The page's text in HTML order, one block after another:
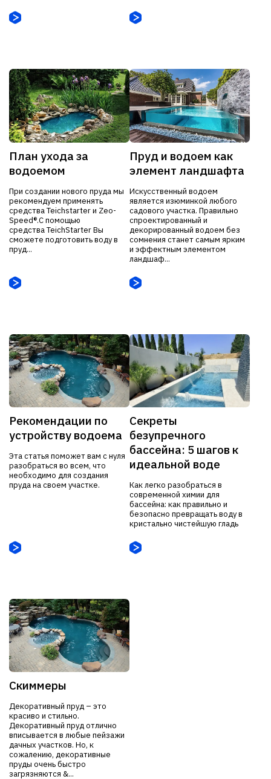
План ухода за
водоемом
При создании нового пруда мы
рекомендуем применять
средства Teichstarter и Zeo-
Speed®.С помощью
средства TeichStarter Вы
сможете подготовить воду в
пруд...
Пруд и водоем как
элемент ландшафта
Искусственный водоем
является изюминкой любого
садового участка. Правильно
спроектированный и
декорированный водоем без
сомнения станет самым ярким
и эффектным элементом
ландшаф...
Рекомендации по
устройству водоема
Эта статья поможет вам с нуля
разобраться во всем, что
необходимо для создания
пруда на своем участке.
Секреты
безупречного
бассейна: 5 шагов к
идеальной воде
Как легко разобраться в
современной химии для
бассейна: как правильно и
безопасно превращать воду в
кристально чистейшую гладь
Скиммеры
Декоративный пруд – это
красиво и стильно.
Декоративный пруд отлично
вписывается в любые пейзажи
дачных участков. Но, к
сожалению, декоративные
пруды очень быстро
загрязняются &...